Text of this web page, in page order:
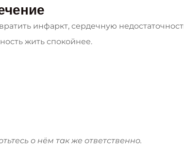
инфаркт, сердечную
жить спокойнее.
о нём так же ответственно.